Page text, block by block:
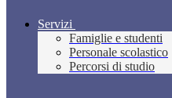
Servizi
Famiglie e studenti
Personale scolastico
Percorsi di studio